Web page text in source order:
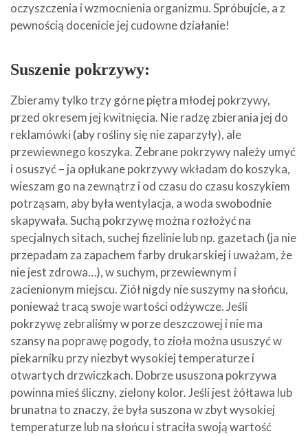
oczyszczenia i wzmocnienia organizmu. Spróbujcie, a z
pewnością docenicie jej cudowne działanie!
Suszenie pokrzywy:
Zbieramy tylko trzy górne piętra młodej pokrzywy,
przed okresem jej kwitnięcia. Nie radzę zbierania jej do
reklamówki (aby rośliny się nie zaparzyły), ale
przewiewnego koszyka. Zebrane pokrzywy należy umyć
i osuszyć – ja opłukane pokrzywy wkładam do koszyka,
wieszam go na zewnątrz i od czasu do czasu koszykiem
potrząsam, aby była wentylacja, a woda swobodnie
skapywała. Suchą pokrzywę można rozłożyć na
specjalnych sitach, suchej fizelinie lub np. gazetach (ja nie
przepadam za zapachem farby drukarskiej i uważam, że
nie jest zdrowa…), w suchym, przewiewnym i
zacienionym miejscu. Ziół nigdy nie suszymy na słońcu,
ponieważ tracą swoje wartości odżywcze. Jeśli
pokrzywę zebraliśmy w porze deszczowej i nie ma
szansy na poprawę pogody, to zioła można ususzyć w
piekarniku przy niezbyt wysokiej temperaturze i
otwartych drzwiczkach. Dobrze ususzona pokrzywa
powinna mieś śliczny, zielony kolor. Jeśli jest żółtawa lub
brunatna to znaczy, że była suszona w zbyt wysokiej
temperaturze lub na słońcu i straciła swoją wartość